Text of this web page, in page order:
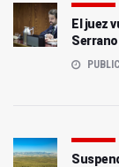
El juez
Serrano